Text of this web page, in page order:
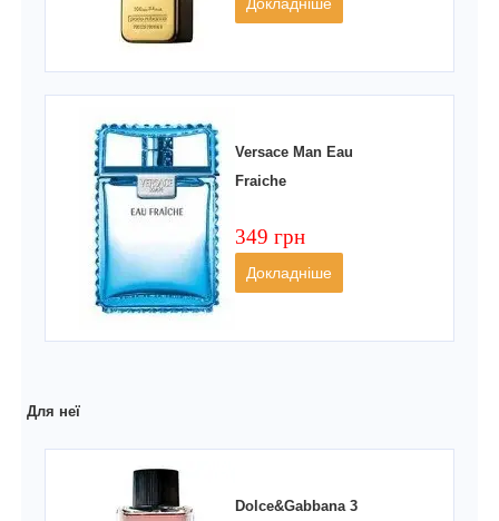
Versace Man Eau
Fraiche
349 грн
Докладніше
Для неї
Dolce&Gabbana 3